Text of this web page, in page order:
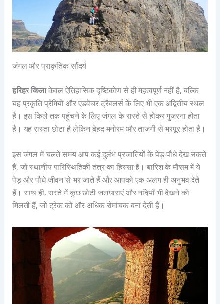
जंगल और प्राकृतिक सौंदर्य
हरिहर किलाकेवल ऐतिहासिक दृष्टिकोण से ही महत्वपूर्ण नहीं है, बल्कि
यह प्रकृति प्रेमियों और एडवेंचर ट्रैवलर्स के लिए भी एक अद्वितीय स्थल
है। इस किले तक पहुंचने के लिए जंगल के रास्ते से होकर गुजरना होता
है। यह रास्ता छोटा है लेकिन बेहद मनोरम और ताजगी से भरपूर होता है।
इस जंगल में चलते समय आप कई दुर्लभ प्रजातियों के पेड़-पौधे देख सकते
हैं, जो स्थानीय पारिस्थितिकी तंत्र का हिस्सा हैं। बारिश के मौसम में ये
पेड़ और पौधे जीवन से भर जाते हैं और आपको एक अलग ही अनुभव देते
हैं। साथ ही, रास्ते में कुछ छोटी जलधाराएं और नदियाँ भी देखने को
मिलती हैं, जो ट्रेक को और अधिक रोमांचक बना देती हैं।